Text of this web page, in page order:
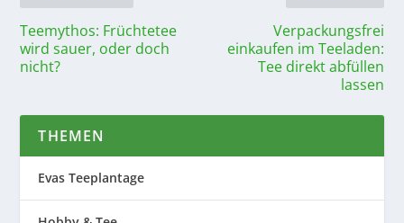
Teemythos: Früchtetee
wird sauer, oder doch
nicht?
Verpackungsfrei
einkaufen im Teeladen:
Tee direkt abfüllen
lassen
THEMEN
Evas Teeplantage